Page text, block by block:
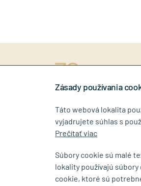
prístup
0917 268 507
SHOWROOM
Zásady používania
Táto webová lokalita
vyjadrujete súhlas s
Prečítať viac
Súbory cookie sú malé
lokality používajú
cookie, ktoré sú